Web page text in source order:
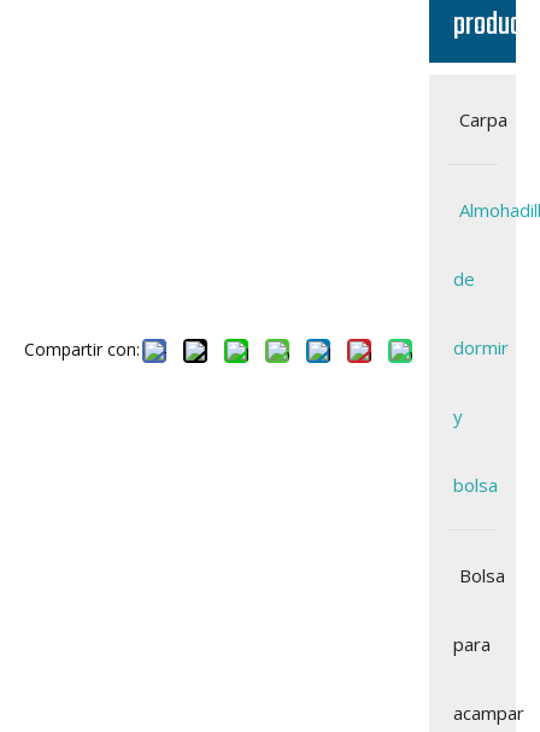
Compartir con:
Carpa
de
dormir
y
bolsa
Bolsa
para
acampar